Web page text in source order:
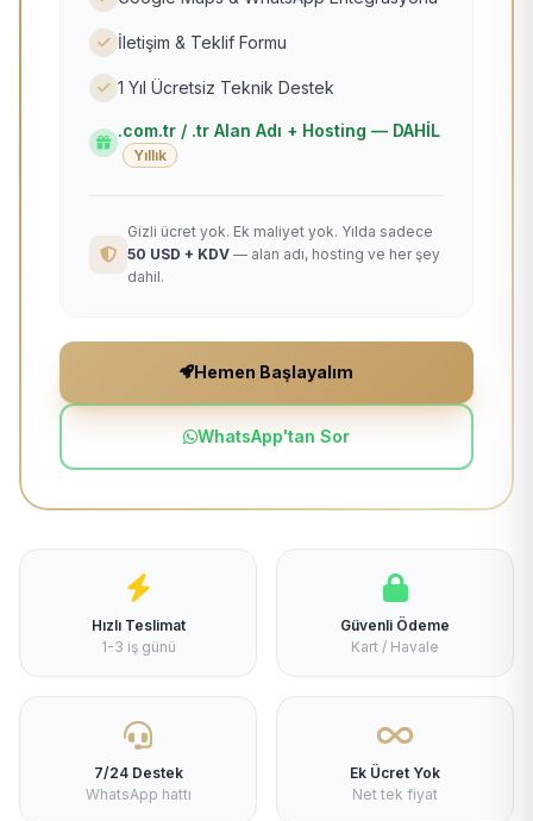
İletişim & Teklif Formu
1 Yıl Ücretsiz Teknik Destek
.com.tr / .tr Alan Adı + Hosting — DAHİL
Yıllık
Gizli ücret yok. Ek maliyet yok. Yılda sadece
50 USD + KDV — alan adı, hosting ve her şey
dahil.
Hemen Başlayalım
WhatsApp'tan Sor
Hızlı Teslimat
1-3 iş günü
Güvenli Ödeme
Kart / Havale
7/24 Destek
WhatsApp hattı
Ek Ücret Yok
Net tek fiyat